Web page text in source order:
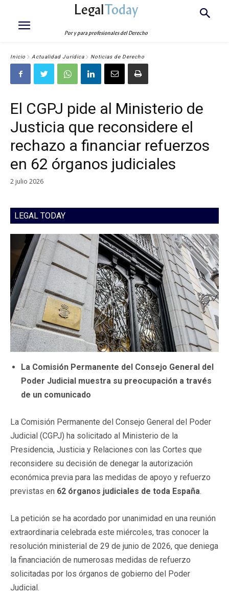
LegalToday
Por y para profesionales del Derecho
Inicio Actualidad Jurídica Noticias de Derecho
El CGPJ pide al Ministerio de
Justicia que reconsidere el
rechazo a financiar refuerzos
en 62 órganos judiciales
2 julio 2026
LEGAL TODAY
La Comisión Permanente del Consejo General del
Poder Judicial muestra su preocupación a través
de un comunicado
La Comisión Permanente del Consejo General del Poder
Judicial (CGPJ) ha solicitado al Ministerio de la
Presidencia, Justicia y Relaciones con las Cortes que
reconsidere su decisión de denegar la autorización
económica previa para las medidas de apoyo y refuerzo
previstas en 62 órganos judiciales de toda España.
La petición se ha acordado por unanimidad en una reunión
extraordinaria celebrada este miércoles, tras conocer la
resolución ministerial de 29 de junio de 2026, que deniega
la financiación de numerosas medidas de refuerzo
solicitadas por los órganos de gobierno del Poder
Judicial.